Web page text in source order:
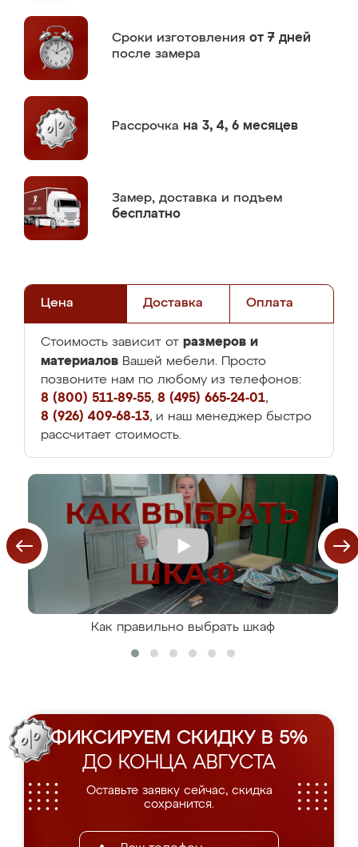
Сроки изготовления от 7 дней
после замера
Рассрочка на 3, 4, 6 месяцев
Замер, доставка и подъем
бесплатно
Цена Доставка Оплата
Стоимость зависит от размеров и
материалов Вашей мебели. Просто
позвоните нам по любому из телефонов:
8 (800) 511-89-55, 8 (495) 665-24-01,
8 (926) 409-68-13, и наш менеджер быстро
рассчитает стоимость.
Как правильно выбрать шкаф
ФИКСИРУЕМ СКИДКУ В 5%
ДО КОНЦА АВГУСТА
Оставьте заявку сейчас, скидка
сохранится.